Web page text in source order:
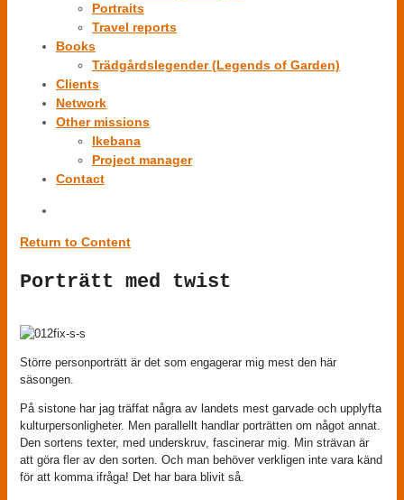
Portraits
Travel reports
Books
Trädgårdslegender (Legends of Garden)
Clients
Network
Other missions
Ikebana
Project manager
Contact
Return to Content
Porträtt med twist
Större personporträtt är det som engagerar mig mest den här
säsongen.
På sistone har jag träffat några av landets mest garvade och upplyfta
kulturpersonligheter. Men parallellt handlar porträtten om något annat.
Den sortens texter, med underskruv, fascinerar mig. Min strävan är
att göra fler av den sorten. Och man behöver verkligen inte vara känd
för att komma ifråga! Det har bara blivit så.